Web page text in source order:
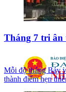
Tháng 7 tri ân
Mỗi độ tháng Bảy
thành điểm hẹn